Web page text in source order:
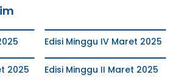
Edisi Minggu IV Maret 2025
2025 Edisi Minggu II Maret 2025